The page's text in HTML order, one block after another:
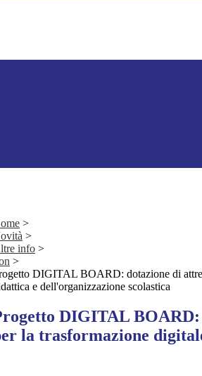
>
>
info >
>
DIGITAL BOARD: dotazione di
e dell'organizzazione scolastica
DIGITAL
la trasformazione